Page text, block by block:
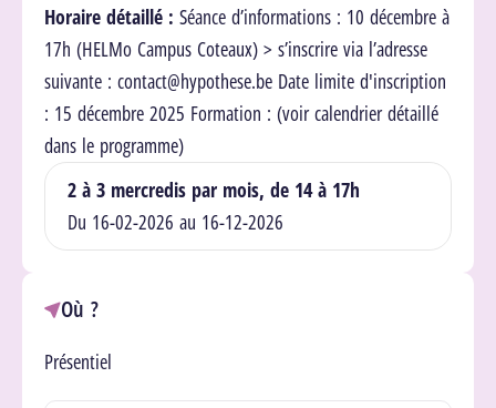
Horaire détaillé : Séance d’informations : 10 décembre à
17h (HELMo Campus Coteaux) > s’inscrire via l’adresse
suivante : contact@hypothese.be Date limite d'inscription
: 15 décembre 2025 Formation : (voir calendrier détaillé
dans le programme)
2 à 3 mercredis par mois, de 14 à 17h
Du 16-02-2026 au 16-12-2026
Où ?
Présentiel
Lieu(x)